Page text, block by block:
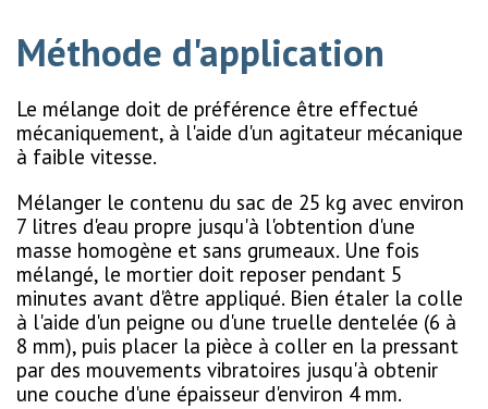
Méthode d'application
Le mélange doit de préférence être effectué
mécaniquement, à l'aide d'un agitateur mécanique
à faible vitesse.
Mélanger le contenu du sac de 25 kg avec environ
7 litres d'eau propre jusqu'à l'obtention d'une
masse homogène et sans grumeaux. Une fois
mélangé, le mortier doit reposer pendant 5
minutes avant d'être appliqué. Bien étaler la colle
à l'aide d'un peigne ou d'une truelle dentelée (6 à
8 mm), puis placer la pièce à coller en la pressant
par des mouvements vibratoires jusqu'à obtenir
une couche d'une épaisseur d'environ 4 mm.